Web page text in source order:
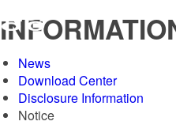
News
Download Center
Disclosure Information
Notice